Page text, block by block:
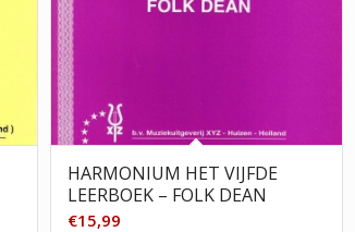
HARMONIUM HET VIJFDE
LEERBOEK – FOLK DEAN
€15,99